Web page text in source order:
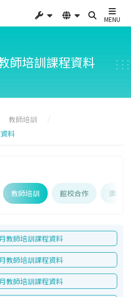
MENU
師培訓課程資料
教師培訓
料
教師培訓 館校合作 澳門
教師培訓課程資料
教師培訓課程資料
教師培訓課程資料